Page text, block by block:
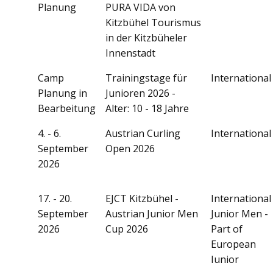
Planung
PURA VIDA von
Kitzbühel Tourismus
in der Kitzbüheler
Innenstadt
Camp
Planung in
Bearbeitung
Trainingstage für
Junioren 2026 -
Alter: 10 - 18 Jahre
International
4. - 6.
September
2026
Austrian Curling
Open 2026
International
17. - 20.
September
2026
EJCT Kitzbühel -
Austrian Junior Men
Cup 2026
International
Junior Men -
Part of
European
Junior